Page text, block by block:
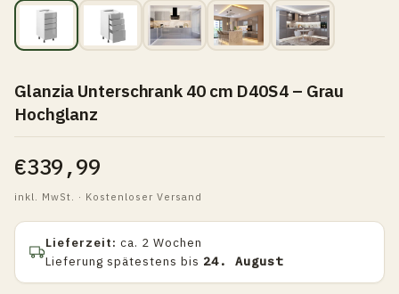
Glanzia Unterschrank 40 cm D40S4 – Grau
Hochglanz
€339,99
inkl. MwSt. · Kostenloser Versand
Lieferzeit: ca. 2 Wochen
Lieferung spätestens bis 24. August